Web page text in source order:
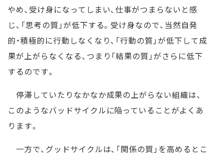
やめ、受け身になってしまい、仕事がつまらないと感
じ、「思考の質」が低下する。受け身なので、当然自発
的・積極的に行動しなくなり、「行動の質」が低下して成
果が上がらなくなる、つまり「結果の質」がさらに低下
するのです。
停滞していたりなかなか成果の上がらない組織は、
このようなバッドサイクルに陥っていることがよくあ
ります。
一方で、グッドサイクルは、「関係の質」を高めるとこ